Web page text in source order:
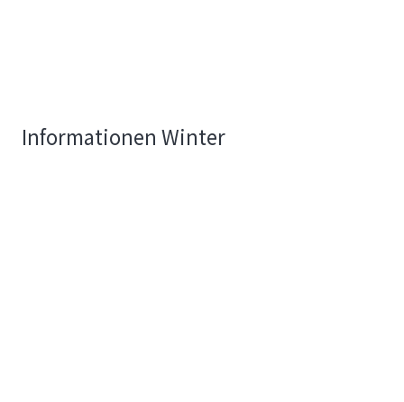
Informationen Winter